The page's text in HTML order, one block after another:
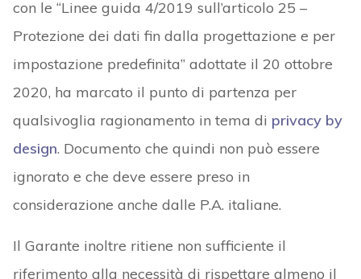
con le “Linee guida 4/2019 sull’articolo 25 –
Protezione dei dati fin dalla progettazione e per
impostazione predefinita” adottate il 20 ottobre
2020, ha marcato il punto di partenza per
qualsivoglia ragionamento in tema di privacy by
design. Documento che quindi non può essere
ignorato e che deve essere preso in
considerazione anche dalle P.A. italiane.
Il Garante inoltre ritiene non sufficiente il
riferimento alla necessità di rispettare almeno il